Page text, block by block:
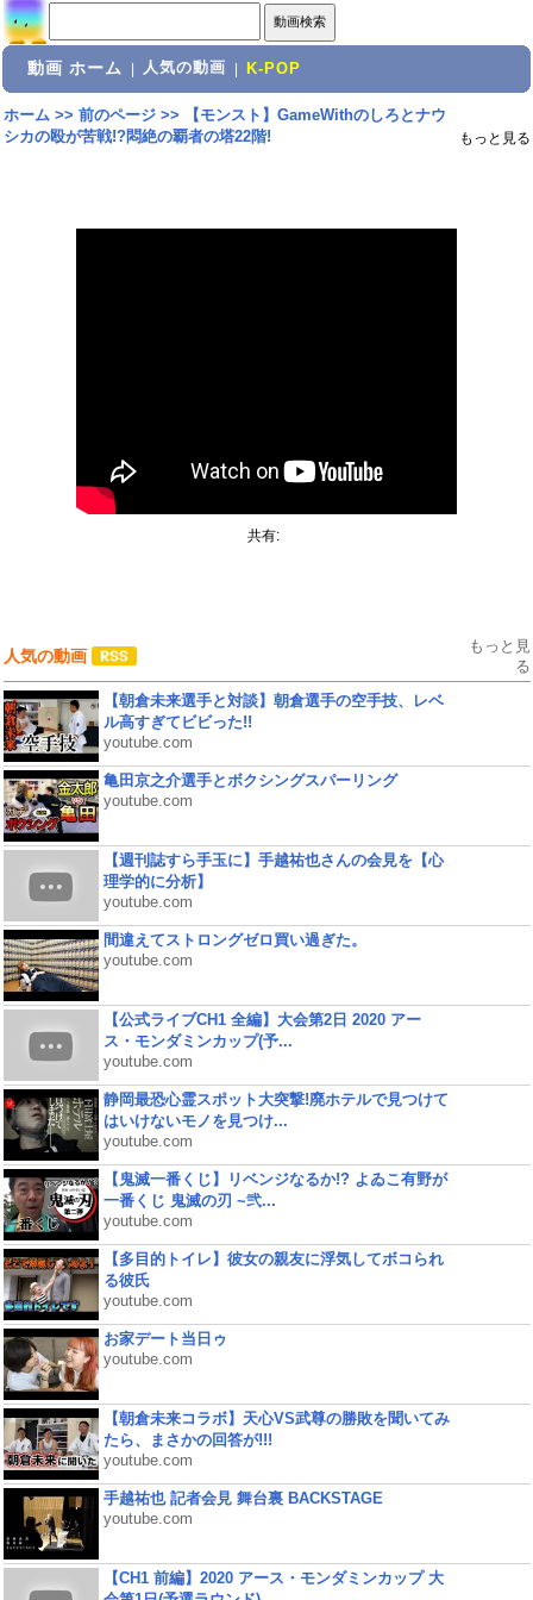
動画 ホーム 人気の動画 K-POP
ホーム>> 前のページ>>
【モンスト】GameWithのしろとナウ
シカの殴が苦戦!?悶絶の覇者の塔22階!
もっと見る
共有:
人気の動画
もっと見
る
【朝倉未来選手と対談】朝倉選手の空手技、レベ
ル高すぎてビビった!!
youtube.com
亀田京之介選手とボクシングスパーリング
youtube.com
【週刊誌すら手玉に】手越祐也さんの会見を【心
理学的に分析】
youtube.com
間違えてストロングゼロ買い過ぎた。
youtube.com
【公式ライブCH1 全編】大会第2日 2020 アー
ス・モンダミンカップ(予...
youtube.com
静岡最恐心霊スポット大突撃!廃ホテルで見つけて
はいけないモノを見つけ...
youtube.com
【鬼滅一番くじ】リベンジなるか!? よゐこ有野が
一番くじ 鬼滅の刃 ~弐...
youtube.com
【多目的トイレ】彼女の親友に浮気してボコられ
る彼氏
youtube.com
お家デート当日ゥ
youtube.com
【朝倉未来コラボ】天心VS武尊の勝敗を聞いてみ
たら、まさかの回答が!!!
youtube.com
手越祐也 記者会見 舞台裏 BACKSTAGE
youtube.com
【CH1 前編】2020 アース・モンダミンカップ 大